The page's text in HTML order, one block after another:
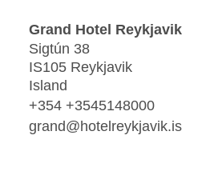
Grand Hotel Reykjavik
Sigtún 38
IS105 Reykjavik
Island
+354 +3545148000
grand@hotelreykjavik.is